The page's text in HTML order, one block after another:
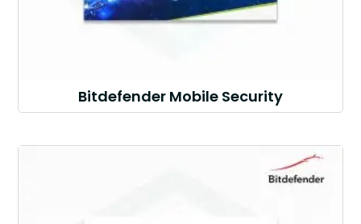
Bitdefender Mobile Security